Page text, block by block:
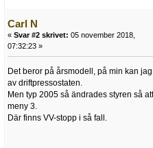
Carl N
« Svar #2 skrivet: 05 november 2018,
07:32:23 »
Det beror på årsmodell, på min kan
av driftpressostaten.
Men typ 2005 så ändrades styren så
meny 3.
Där finns VV-stopp i så fall.